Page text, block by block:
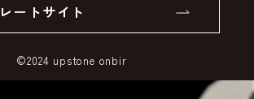
明書とは
ートサイト
©2024 upstone onbir